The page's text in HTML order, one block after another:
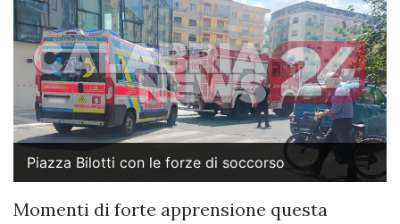
Piazza Bilotti con le forze di soccorso
Momenti di forte apprensione questa